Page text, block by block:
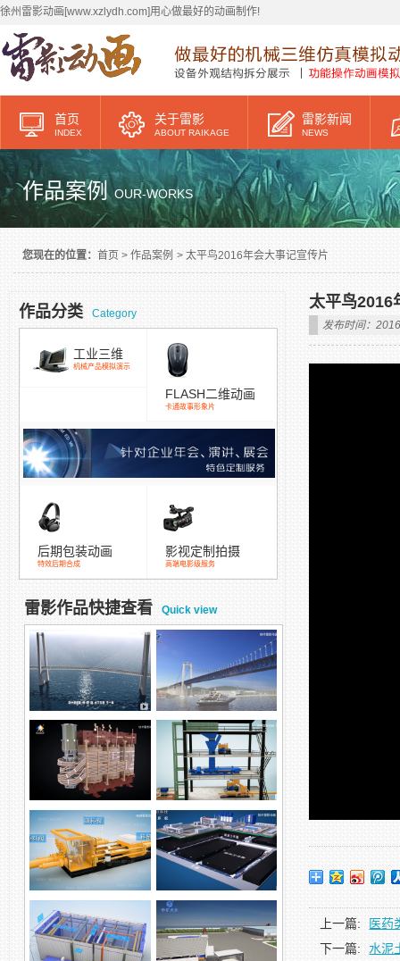
徐州雷影动画[www.xzlydh.com]用心做最好的动画制作!
首页
INDEX
关于雷影
ABOUT RAIKAGE
雷影新闻
NEWS
作品案例OUR-WORKS
您现在的位置： 首页 > 作品案例 > 太平鸟2016年会大事记宣传片
作品分类 Category
工业三维
机械产品模拟演示
FLASH二维动画
卡通故事形象片
后期包装动画
特效后期合成
影视定制拍摄
高端电影级服务
雷影作品快捷查看 Quick view
跨海大桥混凝土涂装方
案，防腐方案
五峰山长江大桥除湿演
示动画
徐州变压器模型展示 三
维设备拆分动画
浓浆泵业废物处理
太平鸟2016
发布时间：
上一篇:
医药
下一篇:
水泥